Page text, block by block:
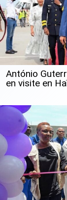
António
en visite en